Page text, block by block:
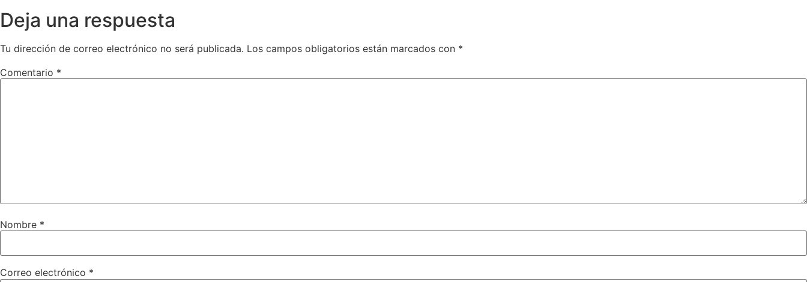
Deja una respuesta
Tu dirección de correo electrónico no será publicada. Los campos obligatorios están marcados con *
Comentario *
Nombre *
Correo electrónico *